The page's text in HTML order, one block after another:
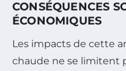
CONSÉQUENCES
ÉCONOMIQUES
Les impacts de cette
chaude ne se limitent